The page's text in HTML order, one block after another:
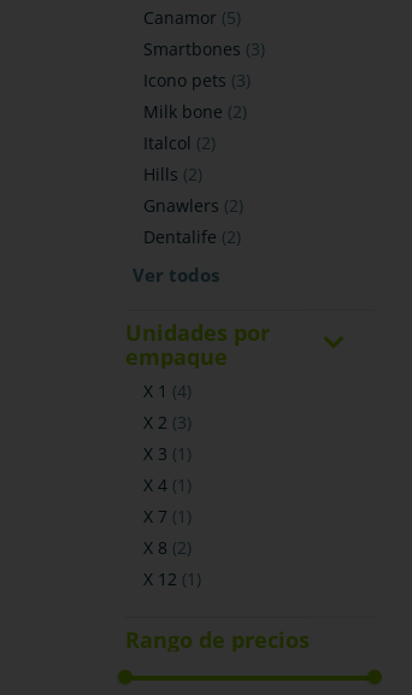
canamor (5)
smartbones (3)
icono pets (3)
milk bone (2)
italcol (2)
hills (2)
gnawlers (2)
dentalife (2)
Unidades por
empaque
x 1 (4)
x 2 (3)
x 3 (1 )
x 4 (1 )
x 7 (1 )
x 8 (2)
x 12 (1 )